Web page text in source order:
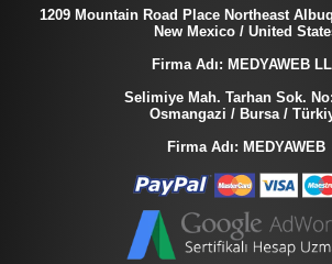
1209 Mountain Road Place Northeast
New Mexico / United
Firma Adı: MEDYAWEB
Selimiye Mah. Tarhan Sok.
Osmangazi / Bursa /
Firma Adı: MEDYAWEB